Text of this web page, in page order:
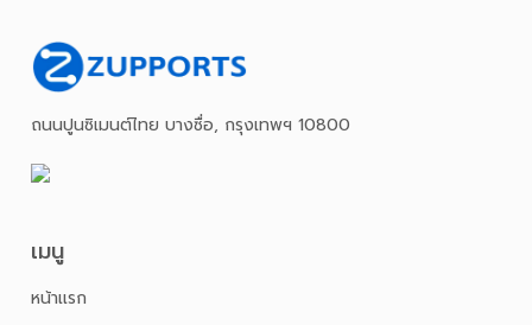
ถนนปูนซิเมนต์ไทย บางซื่อ, กรุงเทพฯ 10800
เมนู
หน้าเเรก